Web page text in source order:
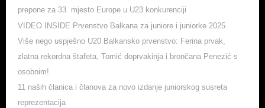
prepone za 33. mjesto Europe u U23 konkurenciji
VIDEO INSIDE Prvenstvo Balkana za juniore i juniorke 2025
Više nego uspješno U20 Balkansko prvenstvo: Ferina prvak,
zlatna rekordna štafeta, Tomić doprvakinja i brončana Penezić s
osobnim!
11 naših članica i članova za novo izdanje juniorskog susreta
reprezentacija